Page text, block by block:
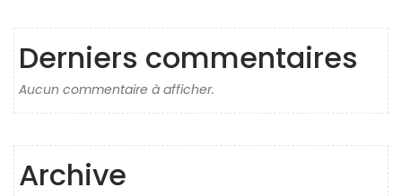
Derniers commentaires
Aucun commentaire à afficher.
Archive